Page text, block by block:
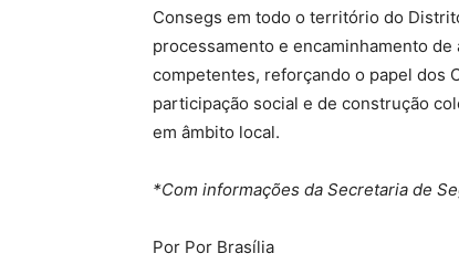
Consegs em todo o território do
processamento e encaminhamento
competentes, reforçando o papel dos
participação social e de construção
em âmbito local.
*Com informações da Secretaria de
Por Por Brasília